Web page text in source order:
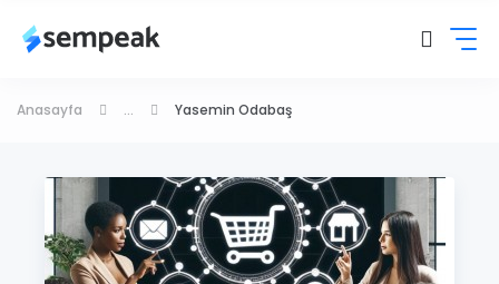
Anasayfa ... Yasemin Odabaş